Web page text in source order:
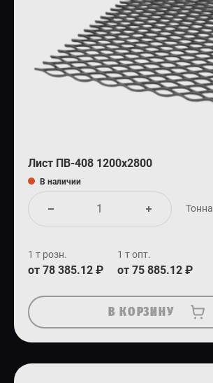
Лист ПВ-408 1200х2800
В наличии
Тонна
1 т розн.
от 78 385.12 ₽
1 т опт.
от 75 885.12 ₽
В КОРЗИНУ